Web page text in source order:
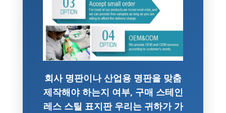
회사 명판이나 산업용 명판을 맞춤
제작해야 하는지 여부, 구매 스테인
레스 스틸 표지판우리는 귀하가 가